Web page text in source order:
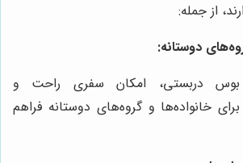
از جمله:
دوستانه:
بوس دربستی، امکان سفری راحت و
برای خانواده‌ها و گروه‌های دوستانه فراهم